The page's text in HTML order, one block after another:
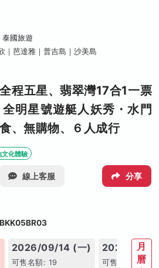
泰國旅遊
｜芭達雅｜普吉島｜沙美島
程五星、翡翠灣17合1一票
明星號遊艇人妖秀・水門
、無購物、６人成行
文化體驗
線上客服 分享
BKK05BR03
2026/09/14 (一)
可售名額: 19
2026/09/
可售名額: 19
月
曆